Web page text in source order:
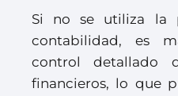
Si no se utiliza la
contabilidad, es
control detallado
financieros, lo que